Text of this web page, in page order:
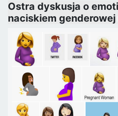
Ostra dyskusja o
naciskiem